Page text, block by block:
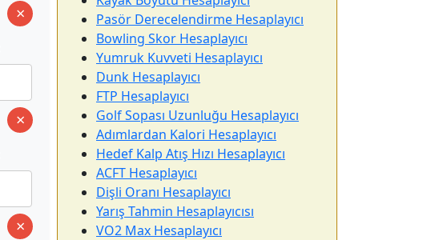
×
×
×
Pasör Derecelendirme Hesaplayıcı
Bowling Skor Hesaplayıcı
Yumruk Kuvveti Hesaplayıcı
Dunk Hesaplayıcı
FTP Hesaplayıcı
Golf Sopası Uzunluğu Hesaplayıcı
Adımlardan Kalori Hesaplayıcı
Hedef Kalp Atış Hızı Hesaplayıcı
ACFT Hesaplayıcı
Dişli Oranı Hesaplayıcı
Yarış Tahmin Hesaplayıcısı
VO2 Max Hesaplayıcı